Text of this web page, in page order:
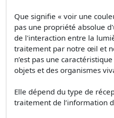
Que signifie « voir une
pas une propriété absolue
de l'interaction entre la
traitement par notre œil et
n’est pas une
objets et des organismes
Elle dépend du type de
traitement de l’information